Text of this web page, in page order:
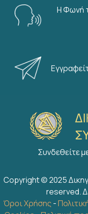
Η Φωνή
Συνδεθείτε
Copyright © 2025
reserved.
Όροι Χρήσης -